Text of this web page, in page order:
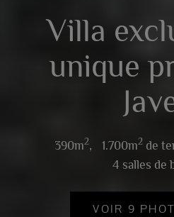
Villa
unique
390m2, 1.700m2de
4 salles de
VOIR 9